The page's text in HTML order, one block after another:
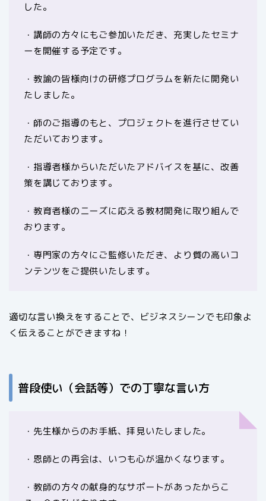
した。
・講師の方々にもご参加いただき、充実したセミナ
ーを開催する予定です。
・教諭の皆様向けの研修プログラムを新たに開発い
たしました。
・師のご指導のもと、プロジェクトを進行させてい
ただいております。
・指導者様からいただいたアドバイスを基に、改善
策を講じております。
・教育者様のニーズに応える教材開発に取り組んで
おります。
・専門家の方々にご監修いただき、より質の高いコ
ンテンツをご提供いたします。
適切な言い換えをすることで、ビジネスシーンでも印象よ
く伝えることができますね！
普段使い（会話等）での丁寧な言い方
・先生様からのお手紙、拝見いたしました。
・恩師との再会は、いつも心が温かくなります。
・教師の方々の献身的なサポートがあったからこ